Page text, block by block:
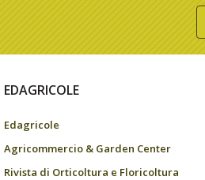
EDAGRICOLE
Edagricole
Agricommercio & Garden Center
Rivista di Orticoltura e Floricoltura